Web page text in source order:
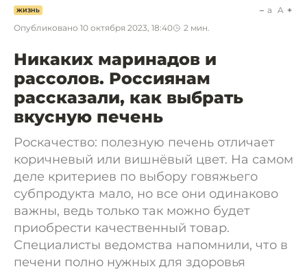
ЖИЗНЬ
Опубликовано 10 октября 2023, 18:40 2 мин.
a A
Никаких маринадов и
рассолов. Россиянам
рассказали, как выбрать
вкусную печень
Роскачество: полезную печень отличает
коричневый или вишнёвый цвет. На самом
деле критериев по выбору говяжьего
субпродукта мало, но все они одинаково
важны, ведь только так можно будет
приобрести качественный товар.
Специалисты ведомства напомнили, что в
печени полно нужных для здоровья